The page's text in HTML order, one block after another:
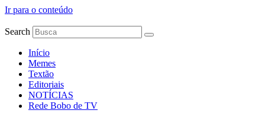
Ir para o conteúdo
Search
Início
Memes
Textão
Editoriais
NOTÍCIAS
Rede Bobo de TV